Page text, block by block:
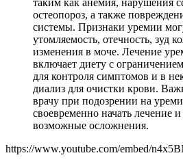
остеопороз, а также
системы. Признаки уремии
утомляемость, отечность, зуд
изменения в моче. Лечение
включает диету с
для контроля симптомов и в
диализ для очистки крови.
врачу при подозрении на
своевременно начать лечение
возможные осложнения.
https://www.youtube.com/embed/